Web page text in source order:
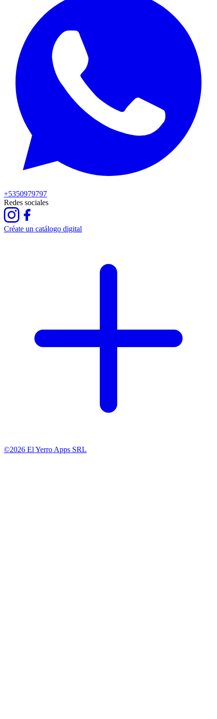
+5350979797
Redes sociales
Créate un catálogo digital
©2026 El Yerro Apps SRL